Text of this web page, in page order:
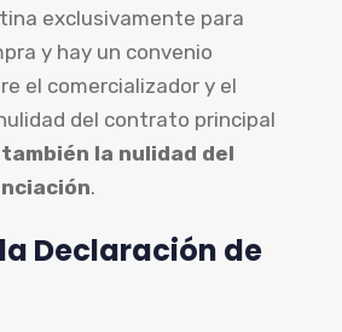
exclusivamente para
y hay un convenio
el comercializador y el
del contrato principal
la nulidad del
.
Declaración de